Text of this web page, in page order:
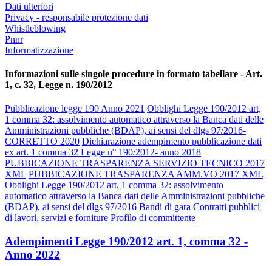
Dati ulteriori
Privacy - responsabile protezione dati
Whistleblowing
Pnnr
Informatizzazione
Informazioni sulle singole procedure in formato tabellare - Art.
1, c. 32, Legge n. 190/2012
Pubblicazione legge 190 Anno 2021 Obblighi Legge 190/2012 art,
1 comma 32: assolvimento automatico attraverso la Banca dati delle
Amministrazioni pubbliche (BDAP), ai sensi del dlgs 97/2016-
CORRETTO 2020 Dichiarazione adempimento pubblicazione dati
ex art. 1 comma 32 Legge n° 190/2012- anno 2018
PUBBICAZIONE TRASPARENZA SERVIZIO TECNICO 2017
XML PUBBICAZIONE TRASPARENZA AMM.VO 2017 XML
Obblighi Legge 190/2012 art, 1 comma 32: assolvimento
automatico attraverso la Banca dati delle Amministrazioni pubbliche
(BDAP), ai sensi del dlgs 97/2016 Bandi di gara Contratti pubblici
di lavori, servizi e forniture Profilo di committente
Adempimenti Legge 190/2012 art. 1, comma 32 -
Anno 2022